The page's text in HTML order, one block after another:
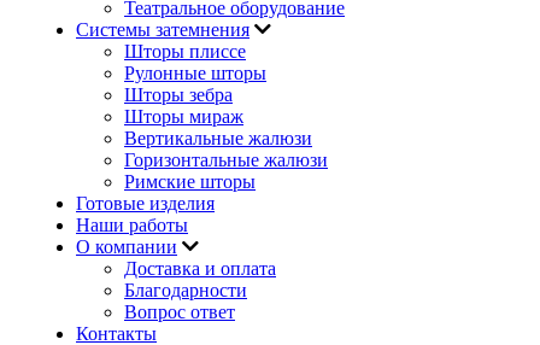
Театральное оборудование
Системы затемнения
Шторы плиссе
Рулонные шторы
Шторы зебра
Шторы мираж
Вертикальные жалюзи
Горизонтальные жалюзи
Римские шторы
Готовые изделия
Наши работы
О компании
Доставка и оплата
Благодарности
Вопрос ответ
Контакты